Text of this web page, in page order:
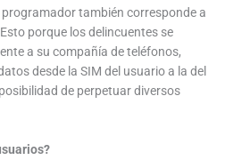
también corresponde a
porque los delincuentes se
a su compañía de teléfonos,
desde la SIM del usuario a la del
de perpetuar diversos